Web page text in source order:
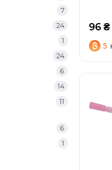
7
24
1
24
6
14
11
6
1
96 ₴
5